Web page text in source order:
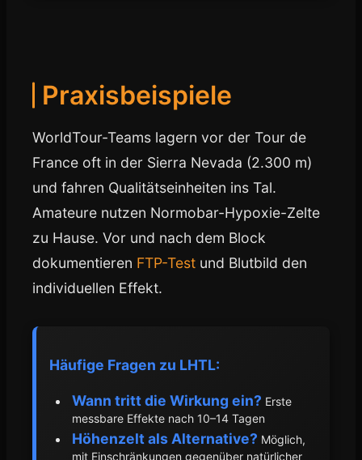
Praxisbeispiele
WorldTour-Teams lagern vor der Tour de
France oft in der Sierra Nevada (2.300 m)
und fahren Qualitätseinheiten ins Tal.
Amateure nutzen Normobar-Hypoxie-Zelte
zu Hause. Vor und nach dem Block
dokumentieren FTP-Test und Blutbild den
individuellen Effekt.
Häufige Fragen zu LHTL:
Wann tritt die Wirkung ein? Erste
messbare Effekte nach 10–14 Tagen
Höhenzelt als Alternative? Möglich,
mit Einschränkungen gegenüber natürlicher